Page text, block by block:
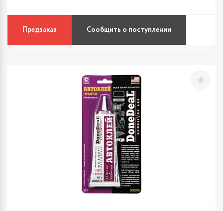
Предзаказ Сообщить о поступлении